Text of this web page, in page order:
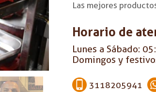
Las mejores
Horario de
Lunes a Sábado:
Domingos y
3118205941